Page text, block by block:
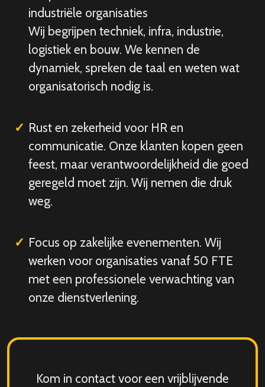
industriële organisaties
Wij begrijpen techniek, infra, industrie,
logistiek en bouw. We kennen de
dynamiek, spreken de taal en weten wat
organisatorisch nodig is.
Rust en zekerheid voor HR en
communicatie. Onze klanten kopen geen
feest, maar verantwoordelijkheid die goed
geregeld moet zijn. Wij nemen die druk
weg.
Focus op zakelijke evenementen. Wij
werken voor organisaties vanaf 50 FTE
met een professionele verwachting van
onze dienstverlening.
Kom in contact voor een vrijblijvende